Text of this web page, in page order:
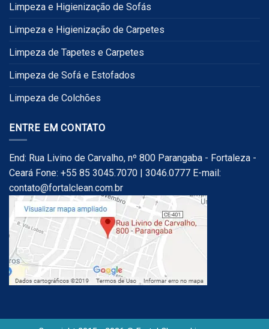
Limpeza e Higienização de Sofás
Limpeza e Higienização de Carpetes
Limpeza de Tapetes e Carpetes
Limpeza de Sofá e Estofados
Limpeza de Colchões
ENTRE EM CONTATO
End: Rua Livino de Carvalho, nº 800 Parangaba - Fortaleza -
Ceará Fone: +55 85 3045.7070 | 3046.0777 E-mail:
contato@fortalclean.com.br